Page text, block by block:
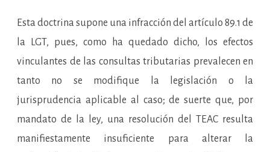
Esta doctrina supone una infracción del artículo 89.1 de
la LGT, pues, como ha quedado dicho, los efectos
vinculantes de las consultas tributarias prevalecen en
tanto no se modifique la legislación o la
jurisprudencia aplicable al caso; de suerte que, por
mandato de la ley, una resolución del TEAC resulta
manifiestamente insuficiente para alterar la